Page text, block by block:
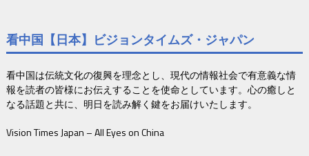
看中国【日本】ビジョンタイムズ・ジャパン
看中国は伝統文化の復興を理念とし、現代の情報社会で有意義な情
報を読者の皆様にお伝えすることを使命としています。心の癒しと
なる話題と共に、明日を読み解く鍵をお届けいたします。
Vision Times Japan – All Eyes on China